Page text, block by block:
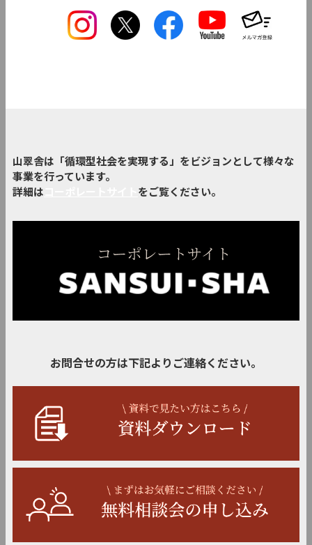
山翠舎は「循環型社会を実現する」をビジョンとして様々な
事業を行っています。
詳細は
をご覧ください。
お問合せの方は下記よりご連絡ください。